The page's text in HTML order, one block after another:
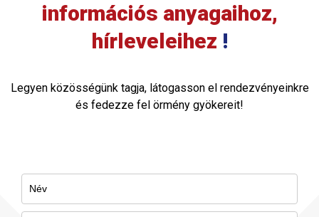
információs anyagaihoz,
hírleveleihez !
Legyen közösségünk tagja, látogasson el rendezvényeinkre
és fedezze fel örmény gyökereit!